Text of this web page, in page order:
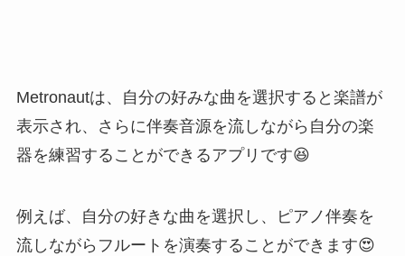
Metronautは、自分の好みな曲を選択すると楽譜が
表示され、さらに伴奏音源を流しながら自分の楽
器を練習することができるアプリです😆
例えば、自分の好きな曲を選択し、ピアノ伴奏を
流しながらフルートを演奏することができます😍